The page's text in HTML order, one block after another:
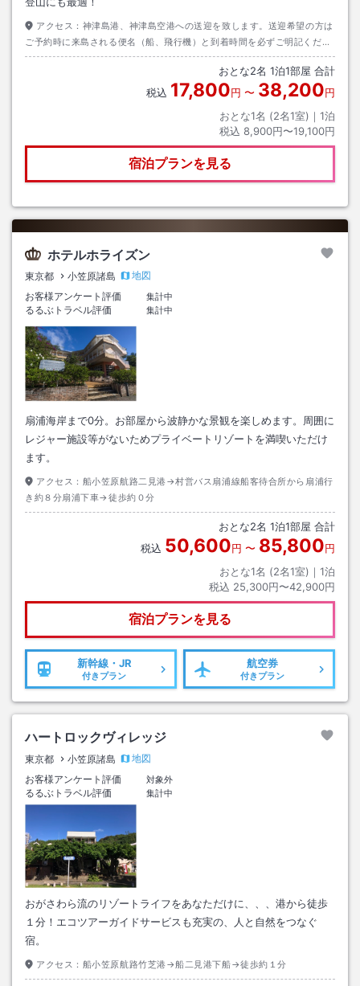
アクセス： 神津島港、神津島空港への送迎を致します。送迎希望の方は
ご予約時に来島される便名（船、飛行機）と到着時間を必ずご明記くださ
い
おとな2名 1泊1部屋 合計
税込 17,800円 〜 38,200円
おとな1名 (2名1室)｜ 1泊
税込 8,900円〜19,100円
宿泊プランを見る
ホテルホライズン
東京都 小笠原諸島
地図
お客様アンケート評価
集計中
るるぶトラベル評価 集計中
扇浦海岸まで0分。お部屋から波静かな景観を楽しめます。周囲に
レジャー施設等がないためプライベートリゾートを満喫いただけ
ます。
アクセス： 船小笠原航路二見港→村営バス扇浦線船客待合所から扇浦行
き約８分扇浦下車→徒歩約０分
おとな2名 1泊1部屋 合計
税込 50,600円 〜 85,800円
おとな1名 (2名1室)｜ 1泊
税込 25,300円〜42,900円
宿泊プランを見る
新幹線・JR
付きプラン
航空券
付きプラン
ハートロックヴィレッジ
東京都 小笠原諸島
地図
お客様アンケート評価
対象外
るるぶトラベル評価 集計中
おがさわら流のリゾートライフをあなただけに、、、港から徒歩
１分！エコツアーガイドサービスも充実の、人と自然をつなぐ
宿。
アクセス： 船小笠原航路竹芝港→船二見港下船→徒歩約１分